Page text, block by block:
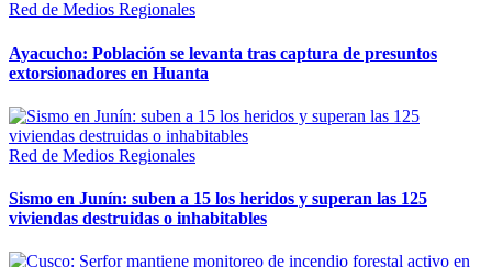
Red de Medios Regionales
Ayacucho: Población se levanta tras captura de presuntos
extorsionadores en Huanta
Red de Medios Regionales
Sismo en Junín: suben a 15 los heridos y superan las 125
viviendas destruidas o inhabitables